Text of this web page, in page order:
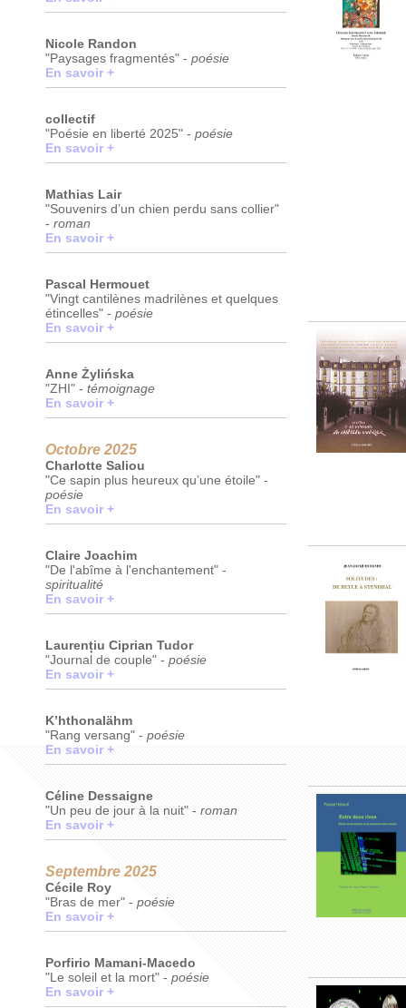
Nicole Randon
"Paysages fragmentés" - poésie
En savoir +
collectif
"Poésie en liberté 2025" - poésie
En savoir +
Mathias Lair
"Souvenirs d’un chien perdu sans collier"
- roman
En savoir +
Pascal Hermouet
"Vingt cantilènes madrilènes et quelques
étincelles" - poésie
En savoir +
Anne Żylińska
"ZHI" - témoignage
En savoir +
Octobre 2025
Charlotte Saliou
"Ce sapin plus heureux qu’une étoile" -
poésie
En savoir +
Claire Joachim
"De l'abîme à l'enchantement" -
spiritualité
En savoir +
Laurențiu Ciprian Tudor
"Journal de couple" - poésie
En savoir +
K’hthonalähm
"Rang versang" - poésie
En savoir +
Céline Dessaigne
"Un peu de jour à la nuit" - roman
En savoir +
Septembre 2025
Cécile Roy
"Bras de mer" - poésie
En savoir +
Porfirio Mamani-Macedo
"Le soleil et la mort" - poésie
En savoir +